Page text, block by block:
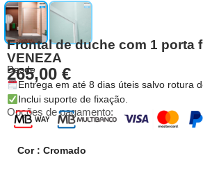
Frontal de duche com 1 porta
VENEZA
Desde
265,00 €
Entrega em até 8 dias úteis salvo rotura
Inclui suporte de fixação.
Opções de pagamento:
Cor: Cromado